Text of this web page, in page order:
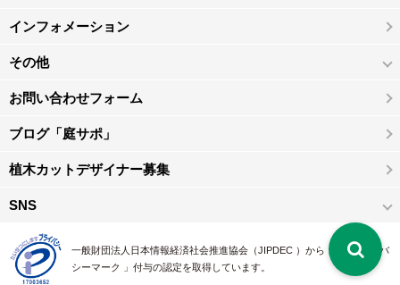
インフォメーション
その他
お問い合わせフォーム
ブログ「庭サポ」
植木カットデザイナー募集
SNS
一般財団法人日本情報経済社会推進協会（JIPDEC ）から 、「 プライバ
シーマーク 」付与の認定を取得しています。